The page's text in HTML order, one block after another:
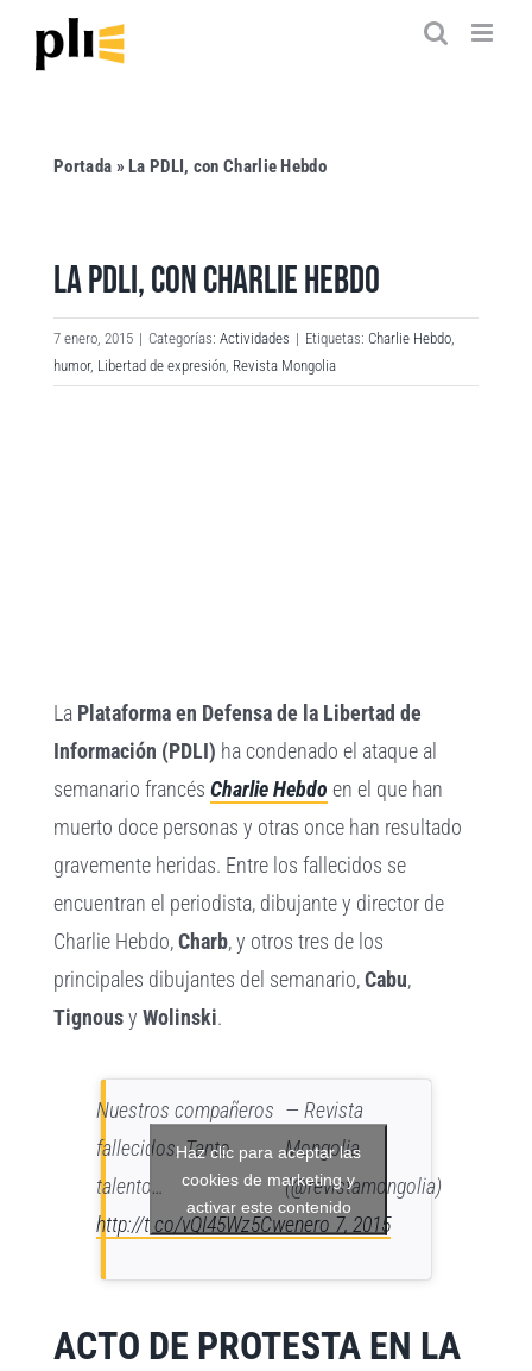
Portada »La PDLI, con Charlie Hebdo
LA PDLI, CON CHARLIE HEBDO
7 enero, 2015 | Categorías:Actividades | Etiquetas:Charlie Hebdo
humor, Libertad de expresión Revista Mongolia
La Plataforma en Defensa de la Libertad de
Información (PDLI) ha condenado el ataque al
semanario francésCharlie Hebdo en el que han
muerto doce personas y otras once han resultado
gravemente heridas. Entre los fallecidos se
encuentran el periodista, dibujante y director de
Charlie Hebdo,Charb, y otros tres de los
principales dibujantes del semanario,Cabu,
TignousyWolinski.
Nuestros compañeros
fallecidos. Tanto
talento…
http://t.co/vQI45Wz5Cw
— Revista
Mongolia
(@revistamongolia)
enero 7, 2015
Haz clic para aceptar las
cookies de marketing y
activar este contenido
ACTO DE PROTESTA EN LA